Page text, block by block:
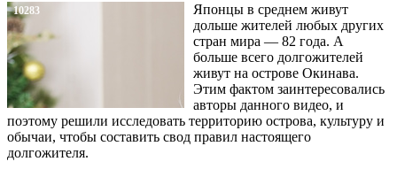
10283
Японцы в среднем живут
дольше жителей любых других
стран мира — 82 года. А
больше всего долгожителей
живут на острове Окинава.
Этим фактом заинтересовались
авторы данного видео, и
поэтому решили исследовать территорию острова, культуру и
обычаи, чтобы составить свод правил настоящего
долгожителя.